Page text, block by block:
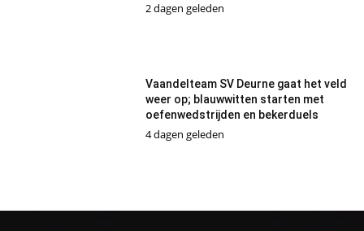
2 dagen geleden
Vaandelteam SV Deurne gaat het veld
weer op; blauwwitten starten met
oefenwedstrijden en bekerduels
4 dagen geleden